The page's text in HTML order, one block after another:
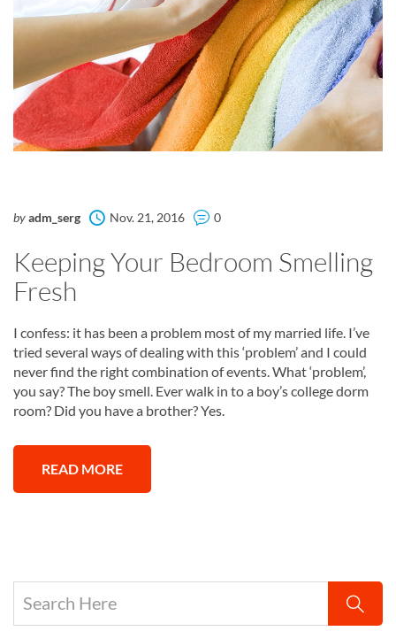
byadm_serg Nov. 21, 2016 0
Keeping Your Bedroom Smelling
Fresh
I confess: it has been a problem most of my married life. I’ve
tried several ways of dealing with this ‘problem’ and I could
never find the right combination of events. What ‘problem’,
you say? The boy smell. Ever walk in to a boy’s college dorm
room? Did you have a brother? Yes.
READ MORE